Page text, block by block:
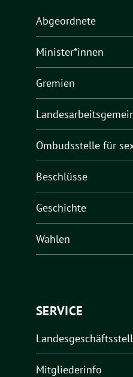
Abgeordnete
Minister*innen
Gremien
Ombudsstelle für
Beschlüsse
Geschichte
Wahlen
SERVICE
Mitgliederinfo